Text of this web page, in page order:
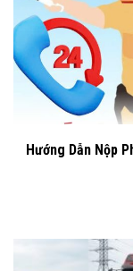
Hướng Dẫn Nộp